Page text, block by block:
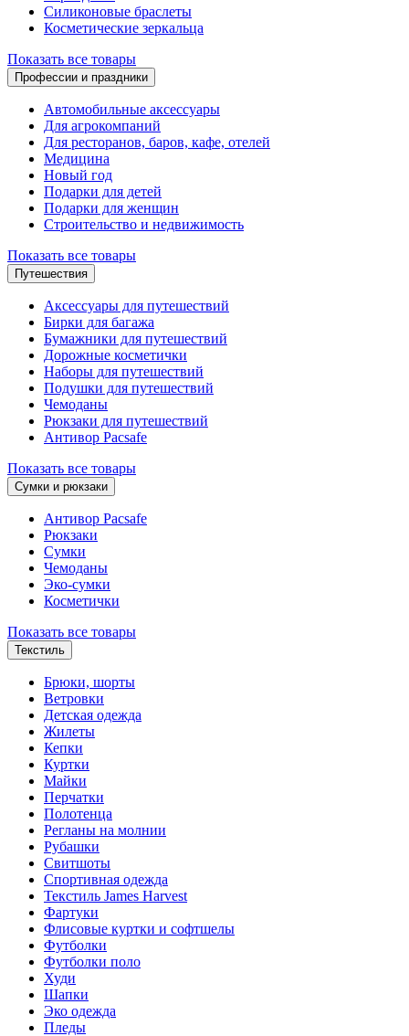
Силиконовые браслеты
Косметические зеркальца
Показать все товары
Профессии и праздники
Автомобильные аксессуары
Для агрокомпаний
Для ресторанов, баров, кафе, отелей
Медицина
Новый год
Подарки для детей
Подарки для женщин
Строительство и недвижимость
Показать все товары
Путешествия
Аксессуары для путешествий
Бирки для багажа
Бумажники для путешествий
Дорожные косметички
Наборы для путешествий
Подушки для путешествий
Чемоданы
Рюкзаки для путешествий
Антивор Pacsafe
Показать все товары
Сумки и рюкзаки
Антивор Pacsafe
Рюкзаки
Сумки
Чемоданы
Эко-сумки
Косметички
Показать все товары
Текстиль
Брюки, шорты
Ветровки
Детская одежда
Жилеты
Кепки
Куртки
Майки
Перчатки
Полотенца
Регланы на молнии
Рубашки
Свитшоты
Спортивная одежда
Текстиль James Harvest
Фартуки
Флисовые куртки и софтшелы
Футболки
Футболки поло
Худи
Шапки
Эко одежда
Пледы